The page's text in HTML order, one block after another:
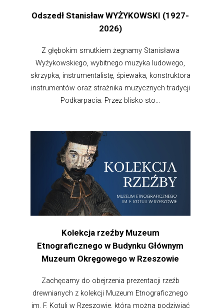
Odszedł Stanisław WYŻYKOWSKI (1927-
2026)
Z głębokim smutkiem żegnamy Stanisława
Wyżykowskiego, wybitnego muzyka ludowego,
skrzypka, instrumentalistę, śpiewaka, konstruktora
instrumentów oraz strażnika muzycznych tradycji
Podkarpacia. Przez blisko sto...
Kolekcja rzeźby Muzeum
Etnograficznego w Budynku Głównym
Muzeum Okręgowego w Rzeszowie
Zachęcamy do obejrzenia prezentacji rzeźb
drewnianych z kolekcji Muzeum Etnograficznego
im. F. Kotuli w Rzeszowie, którą można podziwiać